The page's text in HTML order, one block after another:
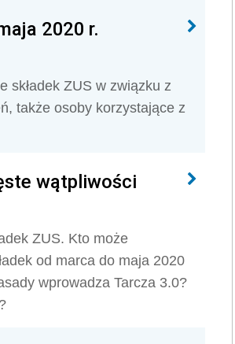
2020 r.
składek ZUS w związku z
także osoby korzystające z
wątpliwości
ZUS. Kto może
od marca do maja 2020
wprowadza Tarcza 3.0?